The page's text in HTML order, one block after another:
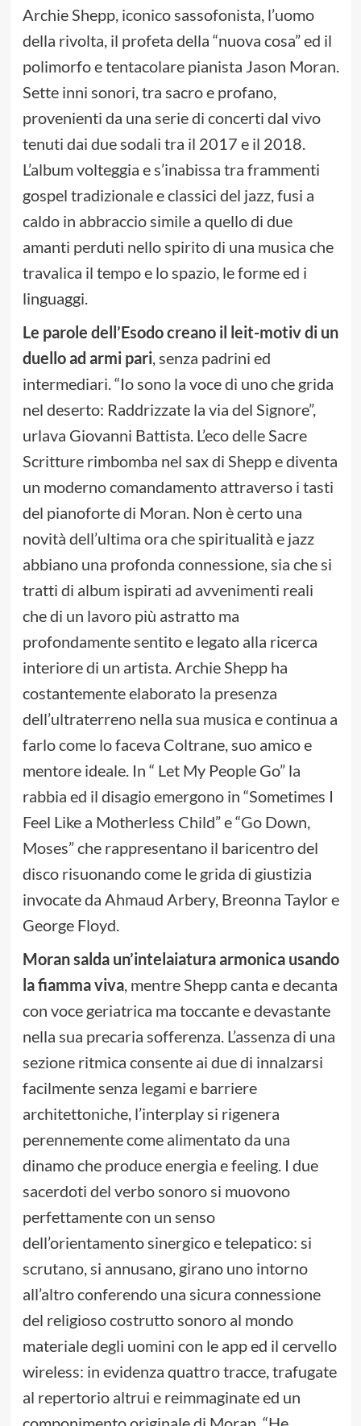
Archie Shepp, iconico sassofonista, l’uomo
della rivolta, il profeta della “nuova cosa” ed il
polimorfo e tentacolare pianista Jason Moran.
Sette inni sonori, tra sacro e profano,
provenienti da una serie di concerti dal vivo
tenuti dai due sodali tra il 2017 e il 2018.
L’album volteggia e s’inabissa tra frammenti
gospel tradizionale e classici del jazz, fusi a
caldo in abbraccio simile a quello di due
amanti perduti nello spirito di una musica che
travalica il tempo e lo spazio, le forme ed i
linguaggi.
Le parole dell’Esodo creano il leit-motiv di un
duello ad armi pari, senza padrini ed
intermediari. “Io sono la voce di uno che grida
nel deserto: Raddrizzate la via del Signore”,
urlava Giovanni Battista. L’eco delle Sacre
Scritture rimbomba nel sax di Shepp e diventa
un moderno comandamento attraverso i tasti
del pianoforte di Moran. Non è certo una
novità dell’ultima ora che spiritualità e jazz
abbiano una profonda connessione, sia che si
tratti di album ispirati ad avvenimenti reali
che di un lavoro più astratto ma
profondamente sentito e legato alla ricerca
interiore di un artista. Archie Shepp ha
costantemente elaborato la presenza
dell’ultraterreno nella sua musica e continua a
farlo come lo faceva Coltrane, suo amico e
mentore ideale. In “ Let My People Go” la
rabbia ed il disagio emergono in “Sometimes I
Feel Like a Motherless Child” e “Go Down,
Moses” che rappresentano il baricentro del
disco risuonando come le grida di giustizia
invocate da Ahmaud Arbery, Breonna Taylor e
George Floyd.
Moran salda un’intelaiatura armonica usando
la fiamma viva, mentre Shepp canta e decanta
con voce geriatrica ma toccante e devastante
nella sua precaria sofferenza. L’assenza di una
sezione ritmica consente ai due di innalzarsi
facilmente senza legami e barriere
architettoniche, l’interplay si rigenera
perennemente come alimentato da una
dinamo che produce energia e feeling. I due
sacerdoti del verbo sonoro si muovono
perfettamente con un senso
dell’orientamento sinergico e telepatico: si
scrutano, si annusano, girano uno intorno
all’altro conferendo una sicura connessione
del religioso costrutto sonoro al mondo
materiale degli uomini con le app ed il cervello
wireless: in evidenza quattro tracce, trafugate
al repertorio altrui e reimmaginate ed un